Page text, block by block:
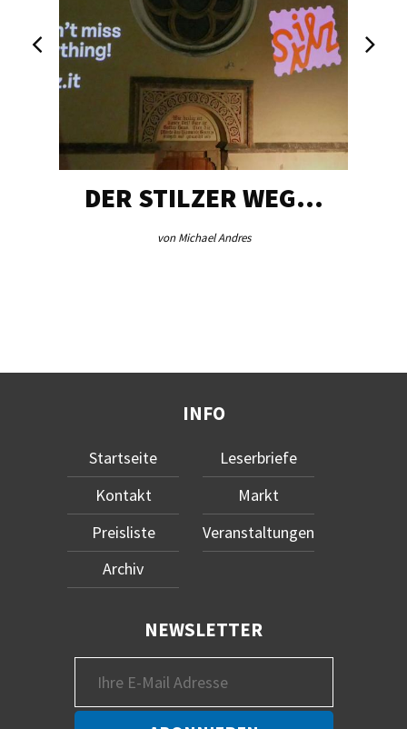
DER STILZER WEG…
von Michael Andres
INFO
Startseite
Kontakt
Preisliste
Archiv
Leserbriefe
Markt
Veranstaltungen
NEWSLETTER